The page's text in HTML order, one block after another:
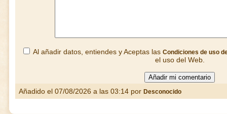
Al añadir datos, entiendes y Aceptas las Condiciones de uso
el uso del Web.
Añadido el 07/08/2026 a las 03:14 por Desconocido